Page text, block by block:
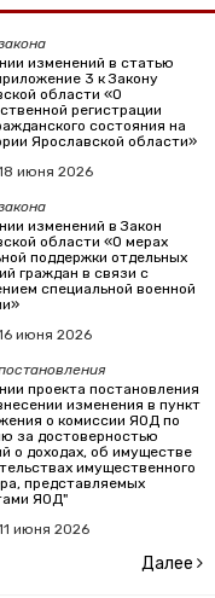
изменений в статью
3 к Закону
области «О
регистрации
состояния на
Ярославской области»
июня 2026
изменений в Закон
области «О мерах
поддержки отдельных
граждан в связи с
специальной военной
июня 2026
проекта постановления
изменения в пункт
о комиссии ЯОД по
за достоверностью
о доходах, об имуществе
имущественного
представляемых
ЯОД"
июня 2026
Далее